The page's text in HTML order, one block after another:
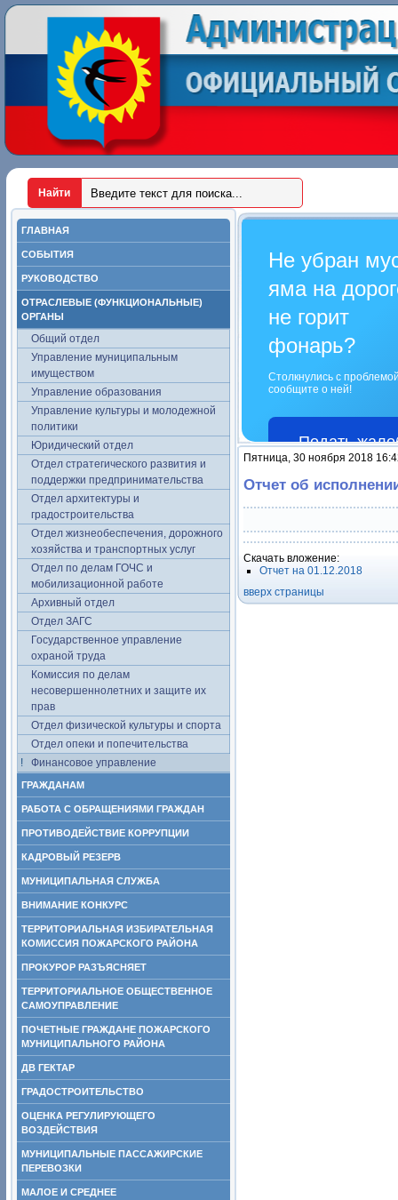
ГЛАВНАЯ
СОБЫТИЯ
РУКОВОДСТВО
ОТРАСЛЕВЫЕ (ФУНКЦИОНАЛЬНЫЕ)
ОРГАНЫ
Общий отдел
Управление муниципальным
имуществом
Управление образования
Управление культуры и молодежной
политики
Юридический отдел
Отдел стратегического развития и
поддержки предпринимательства
Отдел архитектуры и
градостроительства
Отдел жизнеобеспечения, дорожного
хозяйства и транспортных услуг
Отдел по делам ГОЧС и
мобилизационной работе
Архивный отдел
Отдел ЗАГС
Государственное управление
охраной труда
Комиссия по делам
несовершеннолетних и защите их
прав
Отдел физической культуры и спорта
Отдел опеки и попечительства
Финансовое управление
ГРАЖДАНАМ
РАБОТА С ОБРАЩЕНИЯМИ ГРАЖДАН
ПРОТИВОДЕЙСТВИЕ КОРРУПЦИИ
КАДРОВЫЙ РЕЗЕРВ
МУНИЦИПАЛЬНАЯ СЛУЖБА
ВНИМАНИЕ КОНКУРС
ТЕРРИТОРИАЛЬНАЯ ИЗБИРАТЕЛЬНАЯ
КОМИССИЯ ПОЖАРСКОГО РАЙОНА
ПРОКУРОР РАЗЪЯСНЯЕТ
ТЕРРИТОРИАЛЬНОЕ ОБЩЕСТВЕННОЕ
САМОУПРАВЛЕНИЕ
ПОЧЕТНЫЕ ГРАЖДАНЕ ПОЖАРСКОГО
МУНИЦИПАЛЬНОГО РАЙОНА
ДВ ГЕКТАР
ГРАДОСТРОИТЕЛЬСТВО
ОЦЕНКА РЕГУЛИРУЮЩЕГО
ВОЗДЕЙСТВИЯ
МУНИЦИПАЛЬНЫЕ ПАССАЖИРСКИЕ
ПЕРЕВОЗКИ
МАЛОЕ И СРЕДНЕЕ
Не убран
яма на
не горит
фонарь?
Столкнулись с
сообщите о ней!
Подать
Пятница, 30 ноября 2018
Отчет об
Скачать вложение:
Отчет на 01.12.2018
вверх страницы